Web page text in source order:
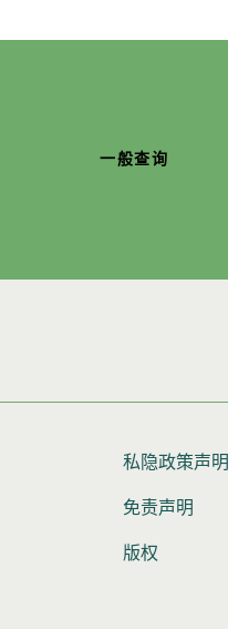
一般查询
私隐政策声明
免责声明
版权